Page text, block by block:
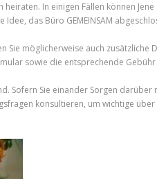
In einigen Fällen können
das Büro GEMEINSAM
Sie möglicherweise auch
sowie die entsprechende Gebühr
Sie einander Sorgen darüber
konsultieren, um wichtige